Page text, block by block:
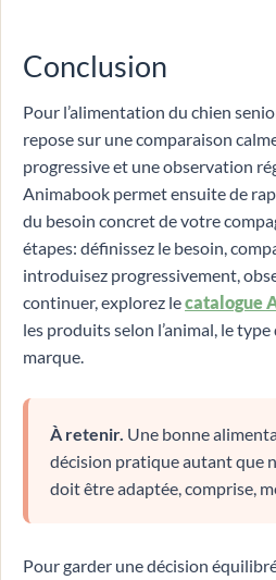
Conclusion
Pour l’alimentation du chien
repose sur une comparaison
progressive et une observation
Animabook permet ensuite de
du besoin concret de votre
étapes: définissez le besoin,
introduisez progressivement,
continuer, explorez lecatalogue
les produits selon l’animal, le
marque.
À retenir. Une bonne
décision pratique autant que
doit être adaptée, comprise,
Pour garder une décision